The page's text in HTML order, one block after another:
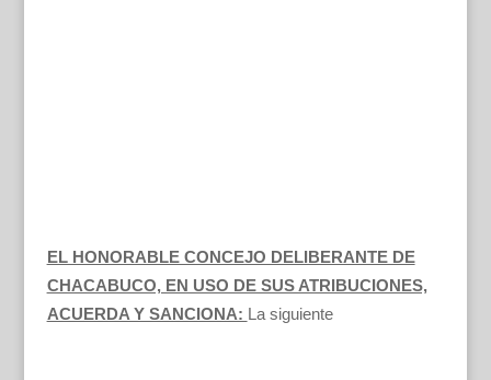
EL HONORABLE CONCEJO DELIBERANTE DE
CHACABUCO, EN USO DE SUS ATRIBUCIONES,
ACUERDA Y SANCIONA: La siguiente